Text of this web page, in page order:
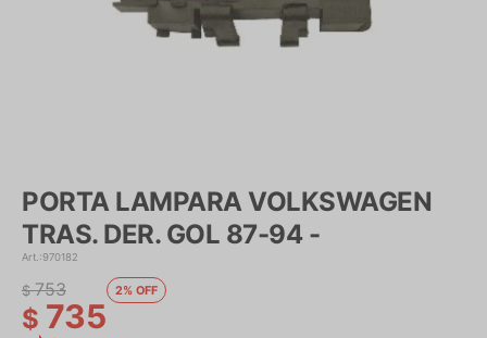
PORTA LAMPARA VOLKSWAGEN
TRAS. DER. GOL 87-94 -
970182
$ 735
$ 753 2